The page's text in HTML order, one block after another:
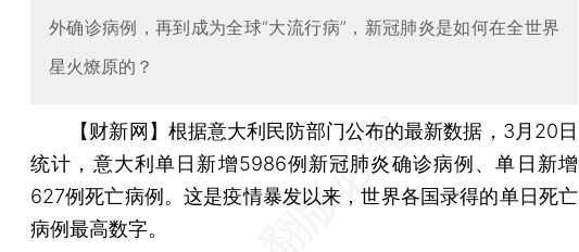
外确诊病例，再到成为全球“大流行病”，新冠肺炎是如何在全世界
星火燎原的？
【财新网】 根据意大利民防部门公布的最新数据，3月20日
统计，意大利单日新增5986例新冠肺炎确诊病例、单日新增
627例死亡病例。这是疫情暴发以来，世界各国录得的单日死亡
病例最高数字。